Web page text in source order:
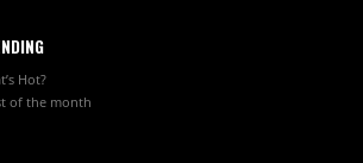
Hot?
of the month